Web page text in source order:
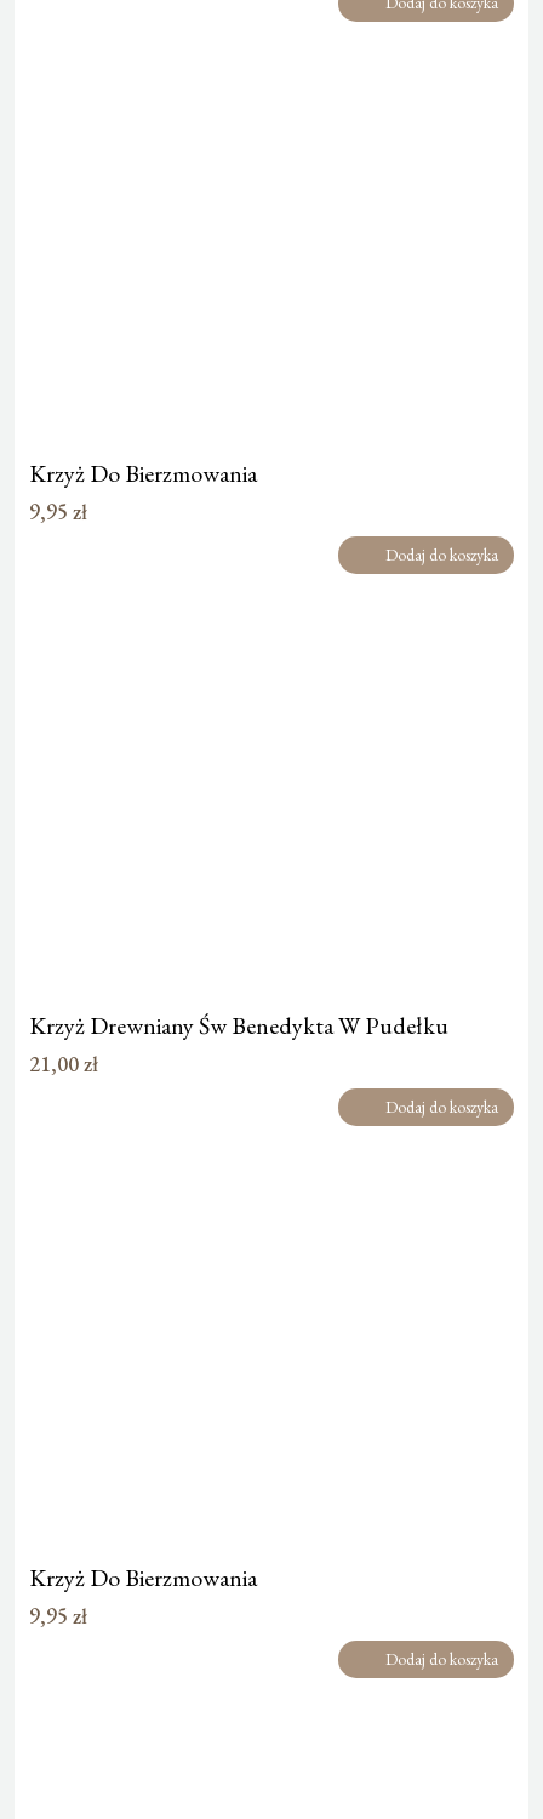
Krzyż Do Bierzmowania
9,95 zł
Dodaj do koszyka
Krzyż Drewniany Św Benedykta W Pudełku
21,00zł
Dodaj do koszyka
Krzyż Do Bierzmowania
9,95 zł
Dodaj do koszyka